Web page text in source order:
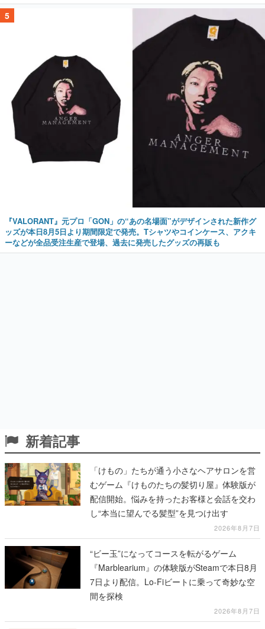
5
『VALORANT』元プロ「GON」の“あの名場面”がデザインされた新作グ
ッズが本日8月5日より期間限定で発売。Tシャツやコインケース、アクキ
ーなどが全品受注生産で登場、過去に発売したグッズの再販も
新着記事
「けもの」たちが通う小さなヘアサロンを営
むゲーム『けものたちの髪切り屋』体験版が
配信開始。悩みを持ったお客様と会話を交わ
し“本当に望んでる髪型”を見つけ出す
2026年8月7日
“ビー玉”になってコースを転がるゲーム
『Marblearium』の体験版がSteamで本日8月
7日より配信。Lo-Fiビートに乗って奇妙な空
間を探検
2026年8月7日